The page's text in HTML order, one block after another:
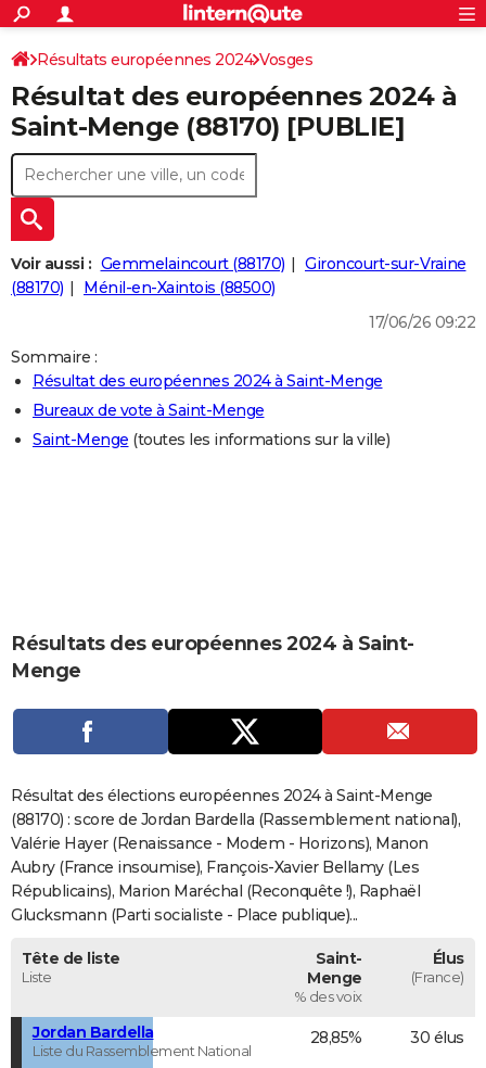
ACTUALITÉS
Politique
Société
Faits Divers
Education
Monde
Villes
+
SPORT
Coupe du monde 2026
Football
Tennis
Cyclisme
Rugby
Forum
CULTURE
Programme TV
TNT
Streaming
Cinéma
Sorties cinéma
Musique
+
FINANCE
Retraite
Impôts
Epargne
Immobilier
Risques naturels par ville
Banque
Assurance
Crédit
AUTO
Essais
Réserver un essai
Citadines
Berlines
SUV
Forum auto
+
HIGH-TECH
Mobiles
Meilleur smartphone
Internet
Ordinateurs
Jeux vidéo
Guide high-tech
+
BRICOLAGE
Guides de France
Escapades
Patrimoine
Expositions
Musées
Week-end nature
LIFESTYLE
Art de vivre
Bien-être
Loisirs
Mode
Modes de vie
CARTE DE VOEUX
Carte de Noël
Carte Bonne année
Carte Saint-Valentin
Carte Pâques
Carte d'anniversaire
Dictionnaire
Biographies
Expressions
Proverbes
PROGRAMME TV
S'inscrire
Se connecter
Lycées
Collèges
Primaires
Universités
Entreprises
Service militaire
Avis de recherche
AVIS DE DÉCÈS
FORUM
Bricolage
Lifestyle
Culture
SportAuto
Television
Voyage
Cinema
S'inscrire
Connexion
Résultats européennes 2024 Vosges
Résultat des européennes 2024 à
Saint-Menge (88170) [PUBLIE]
Voir aussi : Gemmelaincourt (88170)
Gironcourt-sur-Vraine
(88170)
Ménil-en-Xaintois (88500)
17/06/26 09:22
Sommaire :
Résultat des européennes 2024 à Saint-Menge
Bureaux de vote à Saint-Menge
Saint-Menge (toutes les informations sur la ville)
Résultats des européennes 2024 à Saint-
Menge
Résultat des élections européennes 2024 à Saint-Menge
(88170) : score de Jordan Bardella (Rassemblement national),
Valérie Hayer (Renaissance - Modem - Horizons), Manon
Aubry (France insoumise), François-Xavier Bellamy (Les
Républicains), Marion Maréchal (Reconquête !), Raphaël
Glucksmann (Parti socialiste - Place publique)...
Tête de liste
Liste
Saint-
Menge
% des voix
Élus
(France)
Jordan Bardella
Liste du Rassemblement National
28,85% 30 élus